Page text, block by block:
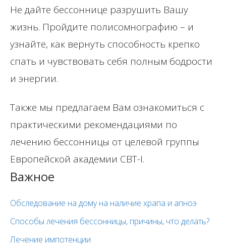
Не дайте бессоннице разрушить Вашу
жизнь. Пройдите полисомнографию – и
узнайте, как вернуть способность крепко
спать и чувствовать себя полным бодрости
и энергии.
Также мы предлагаем Вам ознакомиться с
практическими рекомендациями по
лечению бессонницы от целевой группы
Европейской академии CBT-I.
Важное
Обследование на дому на наличие храпа и апноэ
Способы лечения бессонницы, причины, что делать?
Лечение импотенции